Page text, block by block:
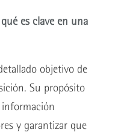
es clave en una
objetivo de
Su propósito
y garantizar que